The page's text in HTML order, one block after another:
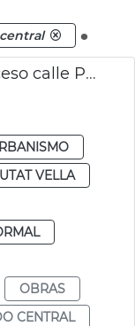
.
Obras Mercado Central. Acceso calle Palafox
VELLA
OBRAS
CENTRAL